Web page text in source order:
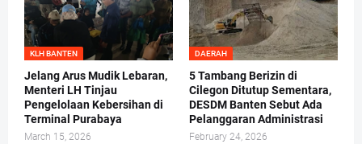
KLH BANTEN
Jelang Arus Mudik Lebaran,
Menteri LH Tinjau
Pengelolaan Kebersihan di
Terminal Purabaya
March 15, 2026
DAERAH
5 Tambang Berizin di
Cilegon Ditutup Sementara,
DESDM Banten Sebut Ada
Pelanggaran Administrasi
February 24, 2026